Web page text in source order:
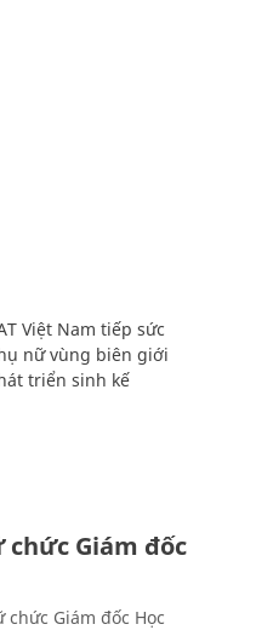
Việt Nam tiếp sức
nữ vùng biên giới
triển sinh kế
chức Giám đốc
Giám đốc Học